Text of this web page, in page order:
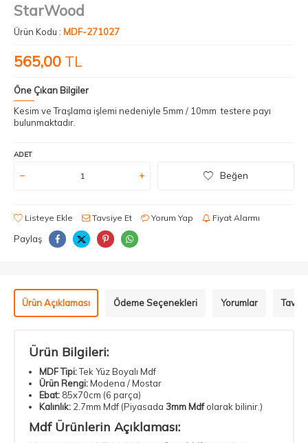
StarWood
Ürün Kodu : MDF-271027
565,00 TL
Öne Çıkan Bilgiler
Kesim ve Traşlama işlemi nedeniyle 5mm / 10mm testere payı
bulunmaktadır.
ADET
Beğen
Listeye Ekle Tavsiye Et Yorum Yap Fiyat Alarmı
Paylaş
Ürün Açıklaması Ödeme Seçenekleri Yorumlar
Ürün Bilgileri:
MDF Tipi:Tek Yüz Boyalı Mdf
Ürün Rengi:Modena / Mostar
Ebat: 85x70cm (6 parça)
Kalınlık: 2.7mm Mdf (Piyasada 3mm Mdfolarak bilinir.)
Mdf Ürünlerin Açıklaması: